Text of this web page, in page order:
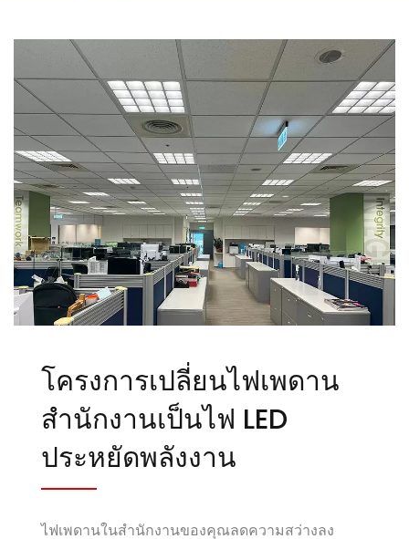
โครงการเปลี่ยนไฟเพดาน
สำนักงานเป็นไฟ LED
ประหยัดพลังงาน
ไฟเพดานในสำนักงานของคุณลดความสว่างลง